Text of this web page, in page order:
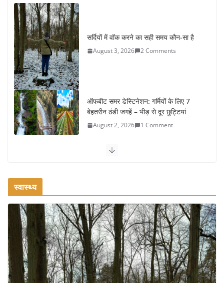
सर्दियों में वॉक करने का सही समय कौन-सा है
August 3, 2026 2 Comments
ऑफबीट समर डेस्टिनेशन: गर्मियों के लिए 7
बेहतरीन ठंडी जगहें – भीड़ से दूर छुट्टियां
August 2, 2026 1 Comment
कश्मीर यात्रा गाइड: प्राकृतिक सुंदरता और
वजन घटाने के लिए 8 बेहतरीन वॉकिंग
एक्सरसाइज: 1 महीने में पाएं 3-4 किलो कम
वजन
July 31, 2026 1 Comment
16 ज़रूरी कीबोर्ड शॉर्टकट्स जो आपकी
उत्पादकता को दोगुना कर देंगे
स्वास्थ्य